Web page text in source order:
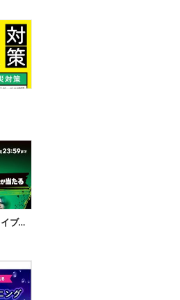
モンスターを飲んでcoldrainライブツアーに行こう